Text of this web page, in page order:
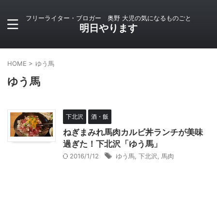
フリーライター・ブロガー 奥野 大児の気になるものごと
明日やります
HOME > ゆう馬
ゆう馬
下北沢 酒・飯
ねぎまみれ馬肉カルビ丼ランチが美味
過ぎた！下北沢「ゆう馬」
2016/1/12 ゆう馬 下北沢 馬肉